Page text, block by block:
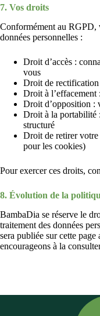
7. Vos droits
Conformément au RGPD,
données personnelles :
Droit d’accès :
vous
Droit de rectification
Droit à l’effacement
Droit d’opposition :
Droit à la portabilité
structuré
Droit de retirer votre
pour les cookies)
Pour exercer ces droits,
8. Évolution de la
BambaDia se réserve le
traitement des données
sera publiée sur cette
encourageons à la